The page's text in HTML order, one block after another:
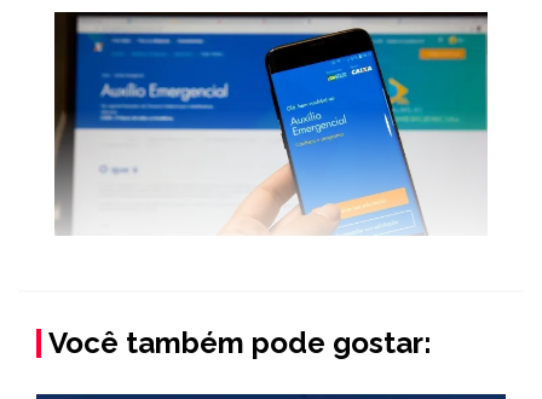
Você também pode gostar: